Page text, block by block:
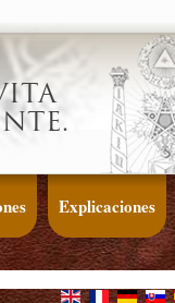
Explicaciones